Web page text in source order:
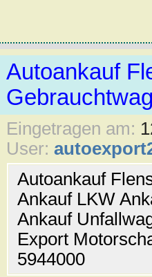
Autoankauf
Eingetragen am:
User:
Autoankauf
Ankauf LKW
Ankauf
Export
5944000